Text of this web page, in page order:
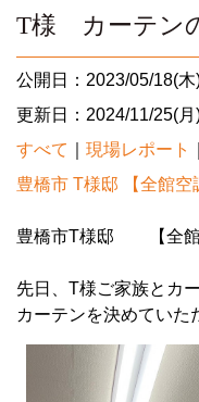
T様 カーテン
公開日：2023/05/18(木
更新日：2024/11/25(月
すべて
現場レポート
豊橋市 T様邸 【全館空
豊橋市T様邸 【全館
先日、T様ご家族とカ
カーテンを決めていた